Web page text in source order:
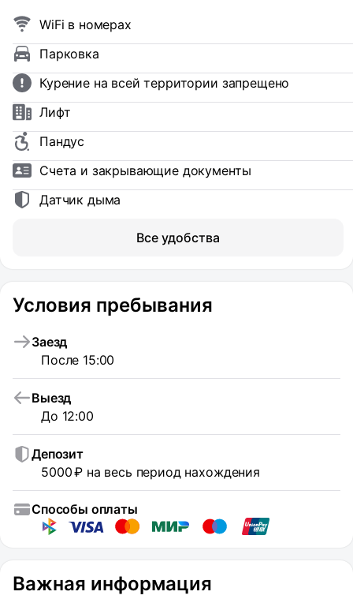
WiFi в номерах
Парковка
Курение на всей территории запрещено
Лифт
Пандус
Счета и закрывающие документы
Датчик дыма
Все удобства
Условия пребывания
Заезд
После 15:00
Выезд
До 12:00
Депозит
5000 ₽ на весь период нахождения
Способы оплаты
Важная информация